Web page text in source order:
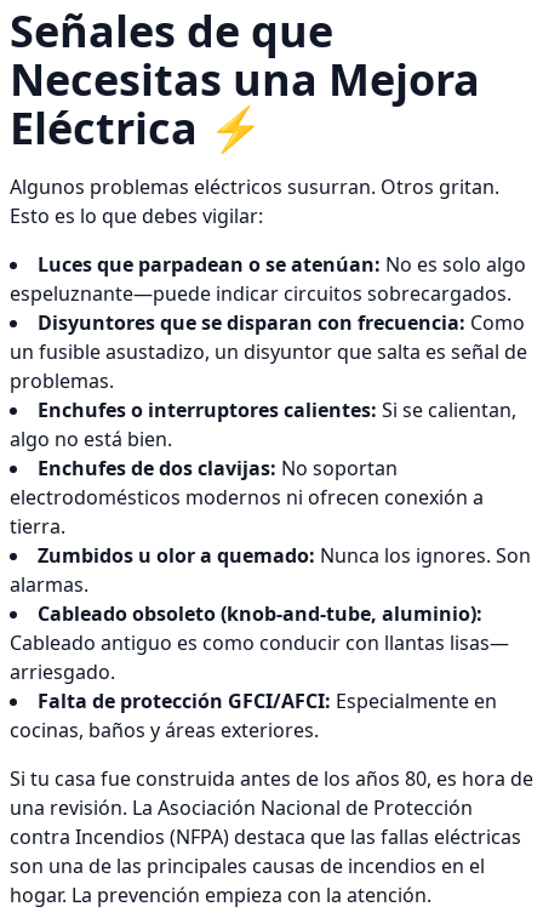
Señales de que
Necesitas una Mejora
Eléctrica ⚡
Algunos problemas eléctricos susurran. Otros gritan.
Esto es lo que debes vigilar:
Luces que parpadean o se atenúan: No es solo algo
espeluznante—puede indicar circuitos sobrecargados.
Disyuntores que se disparan con frecuencia: Como
un fusible asustadizo, un disyuntor que salta es señal de
problemas.
Enchufes o interruptores calientes: Si se calientan,
algo no está bien.
Enchufes de dos clavijas: No soportan
electrodomésticos modernos ni ofrecen conexión a
tierra.
Zumbidos u olor a quemado: Nunca los ignores. Son
alarmas.
Cableado obsoleto (knob-and-tube, aluminio):
Cableado antiguo es como conducir con llantas lisas—
arriesgado.
Falta de protección GFCI/AFCI: Especialmente en
cocinas, baños y áreas exteriores.
Si tu casa fue construida antes de los años 80, es hora de
una revisión. La Asociación Nacional de Protección
contra Incendios (NFPA) destaca que las fallas eléctricas
son una de las principales causas de incendios en el
hogar. La prevención empieza con la atención.